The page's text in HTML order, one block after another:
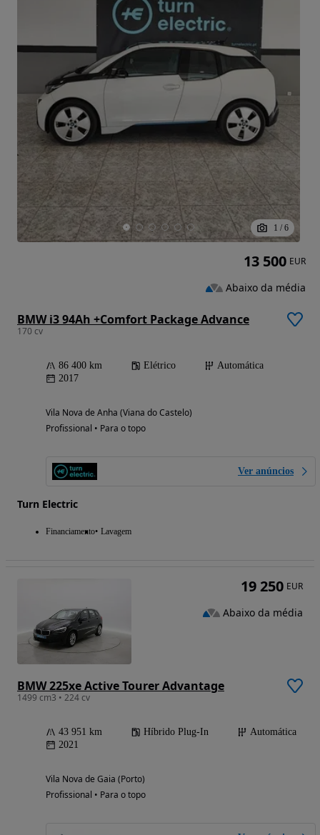
1 / 6
BMW i3 94Ah +Comfort Package Advance
170 cv
86 400 km Elétrico
Automática
2017
Vila Nova de Anha (Viana do Castelo)
Profissional • Para o topo
Ver anúncios
Turn Electric
Financiamento Lavagem
13 500 EUR
Abaixo da média
BMW 225xe Active Tourer Advantage
1499 cm3 • 224 cv
43 951 km Híbrido Plug-In
Automática
2021
Vila Nova de Gaia (Porto)
Profissional • Para o topo
19 250 EUR
Abaixo da média